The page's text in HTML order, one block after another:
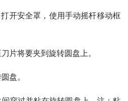
直至刀片将要夹到旋转圆盘上。
旋转圆盘。